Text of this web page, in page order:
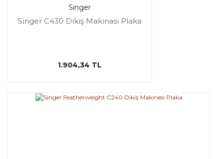
Singer
Singer C430 Dikiş Makinası Plaka
1.904,34 TL